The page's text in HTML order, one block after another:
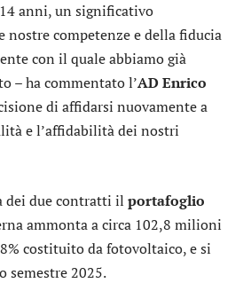
anni, un significativo
nostre competenze e della fiducia
con il quale abbiamo già
– ha commentato l’AD Enrico
di affidarsi nuovamente a
e l’affidabilità dei nostri
dei due contratti il portafoglio
ammonta a circa 102,8 milioni
costituito da fotovoltaico, e si
semestre 2025.